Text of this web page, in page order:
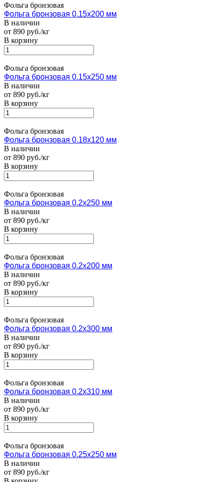
Фольга бронзовая
Фольга бронзовая 0.15х200 мм
В наличии
от 890 руб./кг
В корзину
Фольга бронзовая
Фольга бронзовая 0.15х250 мм
В наличии
от 890 руб./кг
В корзину
Фольга бронзовая
Фольга бронзовая 0.18х120 мм
В наличии
от 890 руб./кг
В корзину
Фольга бронзовая
Фольга бронзовая 0.2х250 мм
В наличии
от 890 руб./кг
В корзину
Фольга бронзовая
Фольга бронзовая 0.2х200 мм
В наличии
от 890 руб./кг
В корзину
Фольга бронзовая
Фольга бронзовая 0.2х300 мм
В наличии
от 890 руб./кг
В корзину
Фольга бронзовая
Фольга бронзовая 0.2х310 мм
В наличии
от 890 руб./кг
В корзину
Фольга бронзовая
Фольга бронзовая 0.25х250 мм
В наличии
от 890 руб./кг